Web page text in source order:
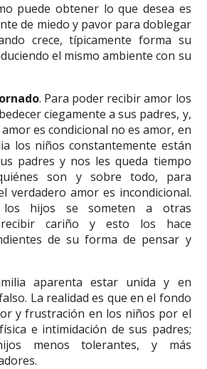
puede obtener lo que desea es
de miedo y pavor para doblegar
crece, típicamente forma su
el mismo ambiente con su
. Para poder recibir amor los
ciegamente a sus padres, y,
es condicional no es amor, en
los niños constantemente están
padres y nos les queda tiempo
son y sobre todo, para
verdadero amor es incondicional.
los hijos se someten a otras
cariño y esto los hace
de su forma de pensar y
aparenta estar unida y en
La realidad es que en el fondo
y frustración en los niños por el
e intimidación de sus padres;
menos tolerantes, y más